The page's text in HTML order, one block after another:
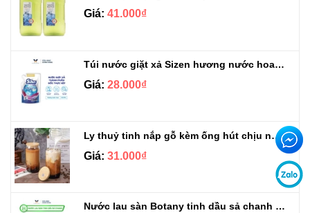
Giá: 41.000₫
Túi nước giặt xả Sizen hương nước hoa 500 ml
Giá: 28.000₫
Ly thuỷ tinh nắp gỗ kèm ống hút chịu nhiệt 500ml
Giá: 31.000₫
Nước lau sàn Botany tinh dầu sả chanh chai 3.9kg